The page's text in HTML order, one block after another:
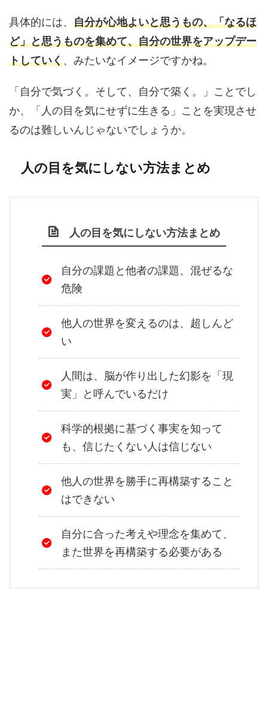
具体的には、 自分が心地よいと思うもの、「なるほ
ど」と思うものを集めて、自分の世界をアップデー
トしていく、みたいなイメージですかね。
「自分で気づく。そして、自分で築く。」ことでし
か、「人の目を気にせずに生きる」ことを実現させ
るのは難しいんじゃないでしょうか。
人の目を気にしない方法まとめ
人の目を気にしない方法まとめ
自分の課題と他者の課題、混ぜるな
危険
他人の世界を変えるのは、超しんど
い
人間は、脳が作り出した幻影を「現
実」と呼んでいるだけ
科学的根拠に基づく事実を知って
も、信じたくない人は信じない
他人の世界を勝手に再構築すること
はできない
自分に合った考えや理念を集めて、
また世界を再構築する必要がある